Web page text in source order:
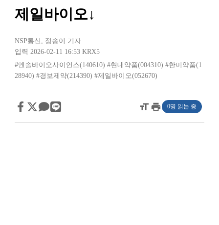
제일바이오↓
NSP통신 , 정송이 기자
입력 2026-02-11 16:53 KRX5
#엔솔바이오사이언스(140610) #현대약품(004310) #한미약품(1
28940) #경보제약(214390) #제일바이오(052670)
format_sizeprint 0명 읽는 중